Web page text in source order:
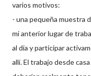
varios motivos:
- una pequeña muestra
mi anterior lugar de
al día y participar
allí. El trabajo desde